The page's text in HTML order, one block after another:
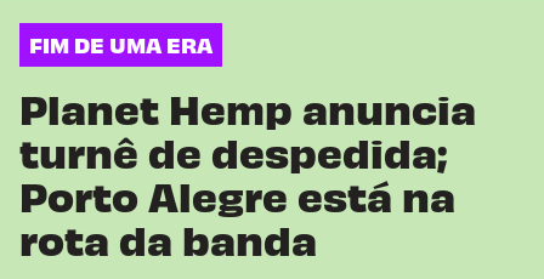
FIM DE UMA ERA
Planet Hemp anuncia
turnê de despedida;
Porto Alegre está na
rota da banda